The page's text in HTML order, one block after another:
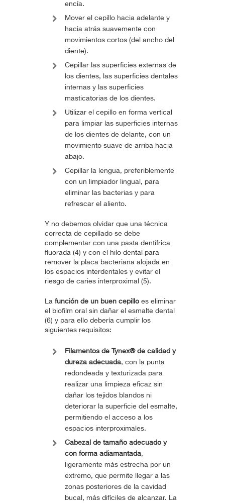
encía.
Mover el cepillo hacia adelante y
hacia atrás suavemente con
movimientos cortos (del ancho del
diente).
Cepillar las superficies externas de
los dientes, las superficies dentales
internas y las superficies
masticatorias de los dientes.
Utilizar el cepillo en forma vertical
para limpiar las superficies internas
de los dientes de delante, con un
movimiento suave de arriba hacia
abajo.
Cepillar la lengua, preferiblemente
con un limpiador lingual, para
eliminar las bacterias y para
refrescar el aliento.
Y no debemos olvidar que una técnica
correcta de cepillado se debe
complementar con una pasta dentífrica
fluorada (4) y con el hilo dental para
remover la placa bacteriana alojada en
los espacios interdentales y evitar el
riesgo de caries interproximal (5).
La función de un buen cepillo es eliminar
el biofilm oral sin dañar el esmalte dental
(6) y para ello debería cumplir los
siguientes requisitos:
Filamentos de Tynex® de calidad y
dureza adecuada, con la punta
redondeada y texturizada para
realizar una limpieza eficaz sin
dañar los tejidos blandos ni
deteriorar la superficie del esmalte,
permitiendo el acceso a los
espacios interproximales.
Cabezal de tamaño adecuado y
con forma adiamantada,
ligeramente más estrecha por un
extremo, que permite llegar a las
zonas posteriores de la cavidad
bucal, más difíciles de alcanzar. La